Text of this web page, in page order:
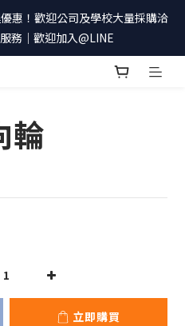
惠！歡迎公司及學校大量採購洽
務｜歡迎加入@LINE
輪
立即購買